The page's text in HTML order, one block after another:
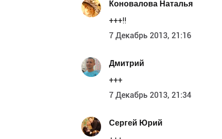
Коновалова Наталья
+++!!
7 Декабрь 2013, 21:16
Дмитрий
+++
7 Декабрь 2013, 21:34
Сергей Юрий